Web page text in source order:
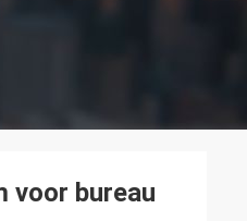
voor bureau